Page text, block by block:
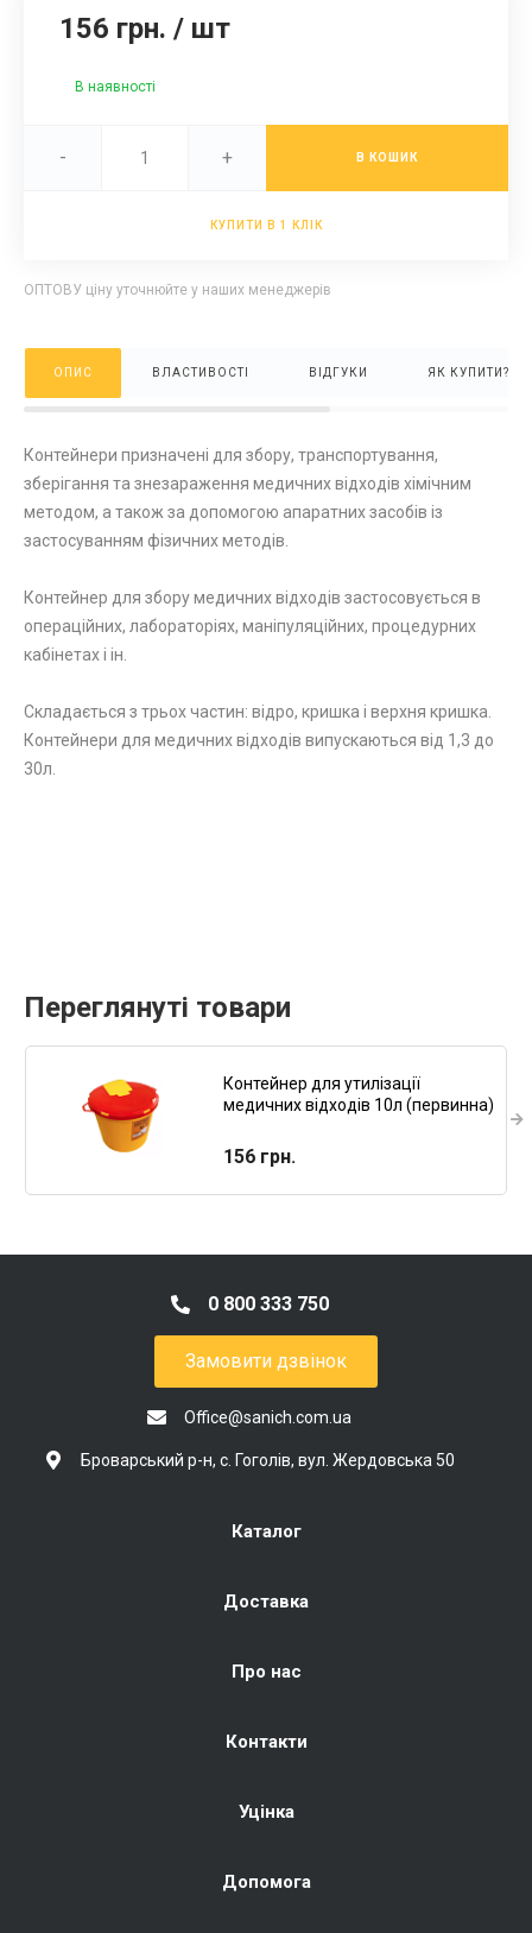
156 грн. / шт
В наявності
- + В КОШИК
КУПИТИ В 1 КЛІК
ОПТОВУ ціну уточнюйте у наших менеджерів
ОПИС ВЛАСТИВОСТІ ВІДГУКИ ЯК КУПИТИ?
Контейнери призначені для збору, транспортування,
зберігання та знезараження медичних відходів хімічним
методом, а також за допомогою апаратних засобів із
застосуванням фізичних методів.
Контейнер для збору медичних відходів застосовується в
операційних, лабораторіях, маніпуляційних, процедурних
кабінетах і ін.
Складається з трьох частин: відро, кришка і верхня кришка.
Контейнери для медичних відходів випускаються від 1,3 до
30л.
Переглянуті товари
Контейнер для утилізації
медичних відходів 10л (первинна)
156 грн.
0 800 333 750
Замовити дзвінок
Office@sanich.com.ua
Броварський р-н, с. Гоголів, вул. Жердовська 50
Каталог
Доставка
Про нас
Контакти
Уцінка
Допомога